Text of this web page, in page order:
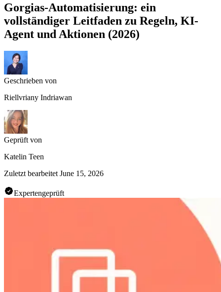
Gorgias-Automatisierung: ein
vollständiger Leitfaden zu Regeln, KI-
Agent und Aktionen (2026)
Geschrieben von
Riellvriany Indriawan
Geprüft von
Katelin Teen
Zuletzt bearbeitet June 15, 2026
Expertengeprüft